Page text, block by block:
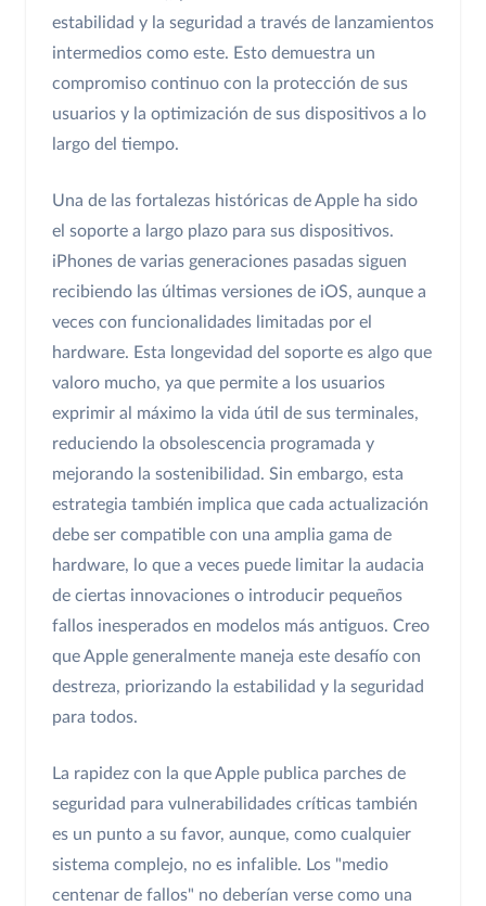
estabilidad y la seguridad a través de lanzamientos
intermedios como este. Esto demuestra un
compromiso continuo con la protección de sus
usuarios y la optimización de sus dispositivos a lo
largo del tiempo.
Una de las fortalezas históricas de Apple ha sido
el soporte a largo plazo para sus dispositivos.
iPhones de varias generaciones pasadas siguen
recibiendo las últimas versiones de iOS, aunque a
veces con funcionalidades limitadas por el
hardware. Esta longevidad del soporte es algo que
valoro mucho, ya que permite a los usuarios
exprimir al máximo la vida útil de sus terminales,
reduciendo la obsolescencia programada y
mejorando la sostenibilidad. Sin embargo, esta
estrategia también implica que cada actualización
debe ser compatible con una amplia gama de
hardware, lo que a veces puede limitar la audacia
de ciertas innovaciones o introducir pequeños
fallos inesperados en modelos más antiguos. Creo
que Apple generalmente maneja este desafío con
destreza, priorizando la estabilidad y la seguridad
para todos.
La rapidez con la que Apple publica parches de
seguridad para vulnerabilidades críticas también
es un punto a su favor, aunque, como cualquier
sistema complejo, no es infalible. Los "medio
centenar de fallos" no deberían verse como una